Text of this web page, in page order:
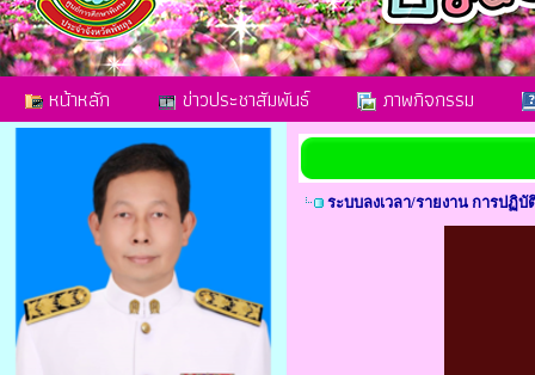
หน้าหลัก ข่าวประชาสัมพันธ์ ภาพกิจกรรม
ระบบลงเวลา/รายงาน การปฏิบั